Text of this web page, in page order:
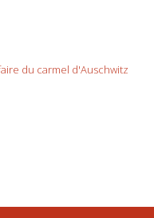
du carmel d'Auschwitz